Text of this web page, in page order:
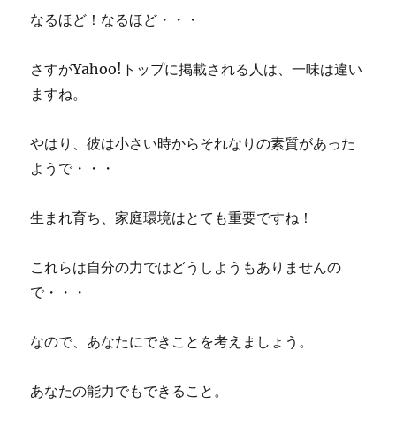
なるほど！なるほど・・・
さすがYahoo!トップに掲載される人は、一味は違い
ますね。
やはり、彼は小さい時からそれなりの素質があった
ようで・・・
生まれ育ち、家庭環境はとても重要ですね！
これらは自分の力ではどうしようもありませんの
で・・・
なので、あなたにできことを考えましょう。
あなたの能力でもできること。